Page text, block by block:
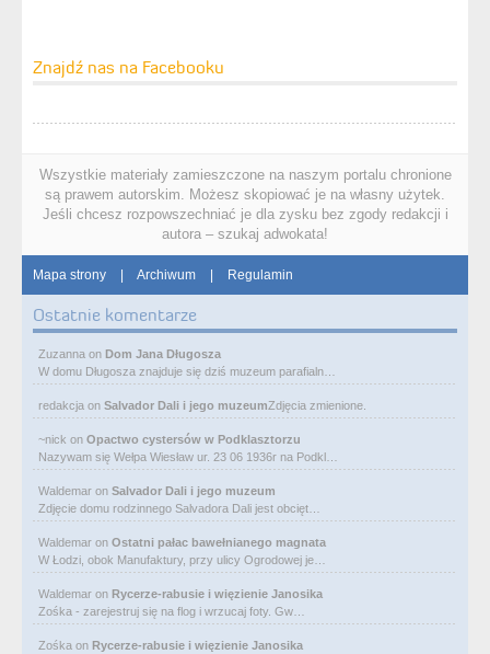
Znajdź nas na Facebooku
Wszystkie materiały zamieszczone na naszym portalu chronione
są prawem autorskim. Możesz skopiować je na własny użytek.
Jeśli chcesz rozpowszechniać je dla zysku bez zgody redakcji i
autora – szukaj adwokata!
Mapa strony | Archiwum | Regulamin
Ostatnie komentarze
Zuzanna on Dom Jana Długosza
W domu Długosza znajduje się dziś muzeum parafialn…
redakcja on Salvador Dali i jego muzeumZdjęcia zmienione.
~nick on Opactwo cystersów w Podklasztorzu
Nazywam się Wełpa Wiesław ur. 23 06 1936r na Podkl…
Waldemar on Salvador Dali i jego muzeum
Zdjęcie domu rodzinnego Salvadora Dali jest obcięt…
Waldemar on Ostatni pałac bawełnianego magnata
W Łodzi, obok Manufaktury, przy ulicy Ogrodowej je…
Waldemar on Rycerze-rabusie i więzienie Janosika
Zośka - zarejestruj się na flog i wrzucaj foty. Gw…
Zośka on Rycerze-rabusie i więzienie Janosika